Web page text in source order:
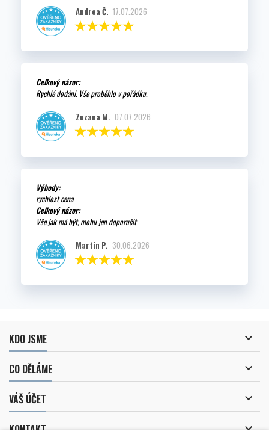
Andrea Č. 17.07.2026
Celkový názor:
Rychlé dodání. Vše proběhlo v pořádku.
Zuzana M. 07.07.2026
Výhody:
rychlost cena
Celkový názor:
Vše jak má být, mohu jen doporučit
Martin P. 30.06.2026
KDO JSME 
CO DĚLÁME 
VÁŠ ÚČET 